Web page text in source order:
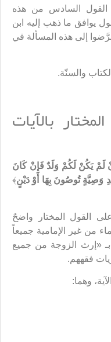
القول السادس من هذه
يوافق ما ذهب إليه ابن
إلى هذه المسألة في
والسنّة.
بالآيات
لَمْ يَكُنْ لَكُمْ وَلَدٌ فَإِنْ كَانَ
وَصِيَّةٍ تُوصُونَ بِهَا أَوْ دَيْنٍ﴾
على القول المختار واضحٌ
من غير الإمامية جميعاً
بـ «إرث الزوجة من جميع
فقههم.
وهما: